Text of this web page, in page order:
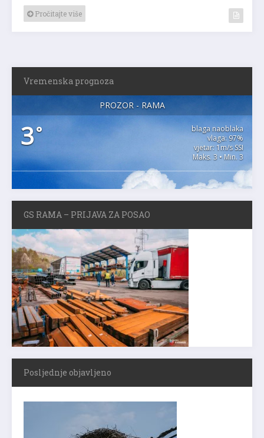
Pročitajte više
Vremenska prognoza
PROZOR - RAMA
3°
blaga naoblaka
vlaga: 97%
vjetar: 1m/s SSI
Maks. 3 • Min. 3
GS RAMA – PRIJAVA ZA POSAO
Posljednje objavljeno